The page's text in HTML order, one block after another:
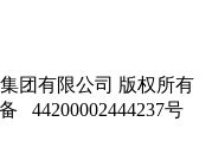
团有限公司 版权所有
44200002444237号